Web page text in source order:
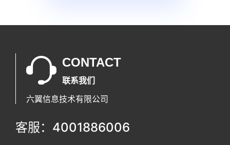
CONTACT
联系我们
六翼信息技术有限公司
客服：4001886006